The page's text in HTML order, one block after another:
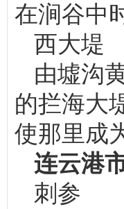
在涧谷中
西大堤
由墟沟
的拦海大
使那里成
连云港
刺参